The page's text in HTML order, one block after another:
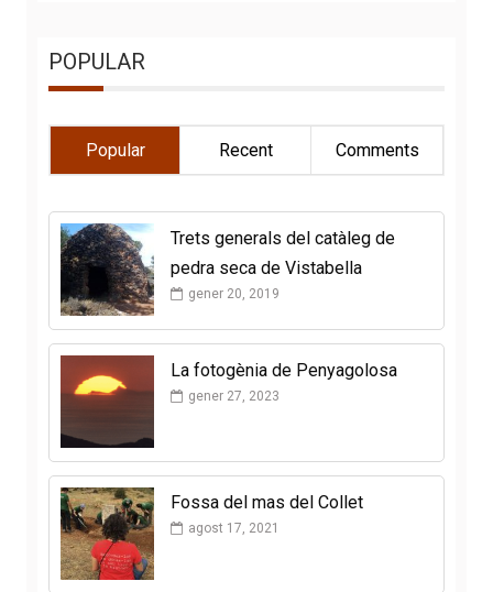
POPULAR
Popular Recent Comments
Trets generals del catàleg de
pedra seca de Vistabella
gener 20, 2019
La fotogènia de Penyagolosa
gener 27, 2023
Fossa del mas del Collet
agost 17, 2021